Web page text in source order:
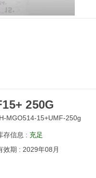
250G
MGO514-15+UMF-250g
存信息 : 充足
效期 : 2029年08月